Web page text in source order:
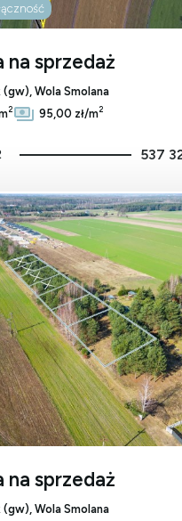
na sprzedaż
(gw), Wola Smolana
2 95,00 zł/m2
537
na sprzedaż
(gw), Wola Smolana